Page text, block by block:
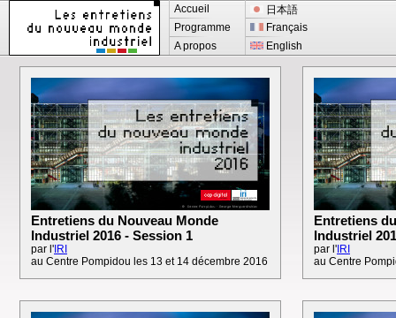
Accueil
Programme
A propos
日本語
Français
English
Entretiens du Nouveau Monde
Industriel 2016 - Session 1
par l' IRI
au Centre Pompidou les 13 et 14 décembre 2016
Entretiens
Industriel
par l' IRI
au Centre